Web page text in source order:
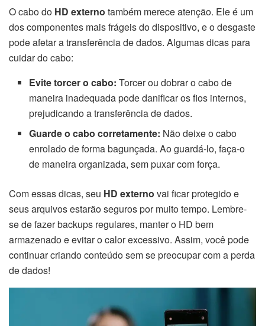
O cabo do HD externo também merece atenção. Ele é um
dos componentes mais frágeis do dispositivo, e o desgaste
pode afetar a transferência de dados. Algumas dicas para
cuidar do cabo:
Evite torcer o cabo: Torcer ou dobrar o cabo de
maneira inadequada pode danificar os fios internos,
prejudicando a transferência de dados.
Guarde o cabo corretamente: Não deixe o cabo
enrolado de forma bagunçada. Ao guardá-lo, faça-o
de maneira organizada, sem puxar com força.
Com essas dicas, seu HD externo vai ficar protegido e
seus arquivos estarão seguros por muito tempo. Lembre-
se de fazer backups regulares, manter o HD bem
armazenado e evitar o calor excessivo. Assim, você pode
continuar criando conteúdo sem se preocupar com a perda
de dados!